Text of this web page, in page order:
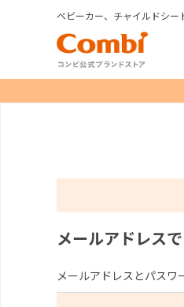
ベビーカー、チャイルドシー
メールアドレス
メールアドレスとパスワ